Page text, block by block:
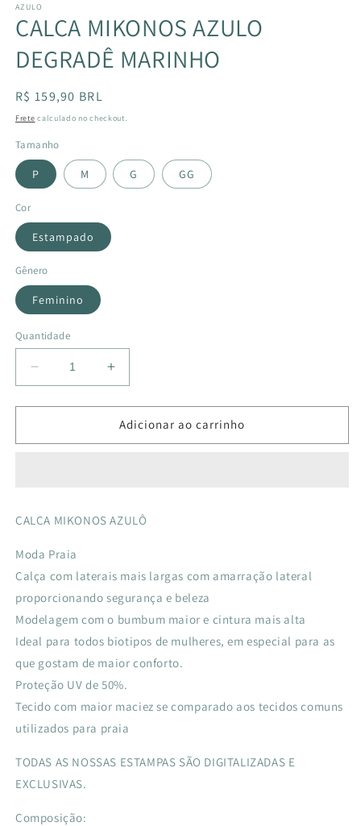
AZULO
CALÇA MIKONOS AZULO
DEGRADÊ MARINHO
Preço
normal
R$ 159,90 BRL
Frete calculado no checkout.
Tamanho
P M G GG
Cor
Estampado
Gênero
Feminino
Quantidade
Diminuir
a
quantidade
CALÇA
Aumentar
a
quantidade
de
CALÇA
Adicionar ao carrinho
CALÇA MIKONOS AZULÔ
Moda Praia
Calça com laterais mais largas com amarração lateral
proporcionando segurança e beleza
Modelagem com o bumbum maior e cintura mais alta
Ideal para todos biotipos de mulheres, em especial para as
que gostam de maior conforto.
Proteção UV de 50%.
Tecido com maior maciez se comparado aos tecidos comuns
utilizados para praia
TODAS AS NOSSAS ESTAMPAS SÃO DIGITALIZADAS E
EXCLUSIVAS.
Composição: